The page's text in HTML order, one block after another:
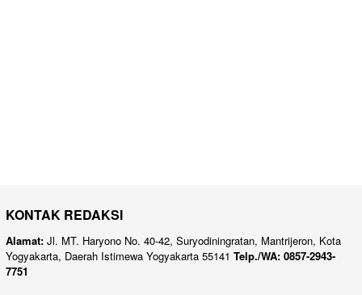
KONTAK REDAKSI
Alamat: Jl. MT. Haryono No. 40-42, Suryodiningratan, Mantrijeron, Kota
Yogyakarta, Daerah Istimewa Yogyakarta 55141 Telp./WA: 0857-2943-
7751